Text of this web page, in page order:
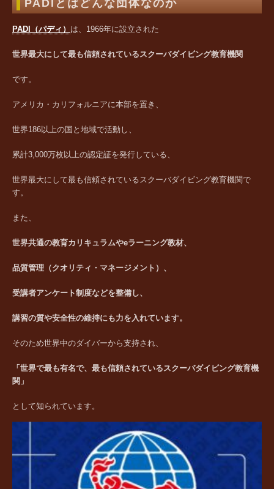
PADIとはどんな団体なのか
PADI（パディ） は、1966年に設立された
世界最大にして最も信頼されているスクーバダイビング教育機関
です。
アメリカ・カリフォルニアに本部を置き、
世界186以上の国と地域で活動し、
累計3,000万枚以上の認定証を発行している、
世界最大にして最も信頼されているスクーバダイビング教育機関で
す。
また、
世界共通の教育カリキュラムやeラーニング教材、
品質管理（クオリティ・マネージメント）、
受講者アンケート制度などを整備し、
講習の質や安全性の維持にも力を入れています。
そのため世界中のダイバーから支持され、
「世界で最も有名で、最も信頼されているスクーバダイビング教育機
関」
として知られています。